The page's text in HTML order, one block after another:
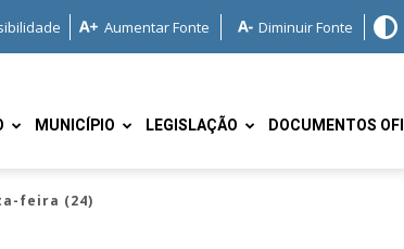
Aumentar Fonte Diminuir Fonte
MUNICÍPIO LEGISLAÇÃO DOCUMENTOS
feira (24)